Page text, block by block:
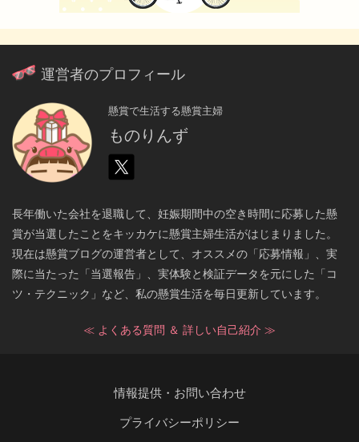
運営者のプロフィール
懸賞で生活する懸賞主婦
ものりんず
長年働いた会社を退職して、妊娠期間中の空き時間に応募した懸
賞が当選したことをキッカケに懸賞主婦生活がはじまりました。
現在は懸賞ブログの運営者として、オススメの「応募情報」、実
際に当たった「当選報告」、実体験と検証データを元にした「コ
ツ・テクニック」など、私の懸賞生活を毎日更新しています。
≪ よくある質問 ＆ 詳しい自己紹介 ≫
情報提供・お問い合わせ
プライバシーポリシー